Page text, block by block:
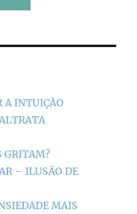
A INTUIÇÃO
GRITAM?
– ILUSÃO DE
MAIS